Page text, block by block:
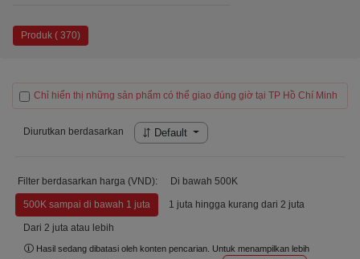
Produk ( 370)
Chỉ hiển thị những sản phẩm có thể giao đúng giờ tại TP Hồ Chí Minh
Diurutkan berdasarkan Default
Filter berdasarkan harga (VND): Di bawah 500K
500K sampai di bawah 1 juta 1 juta hingga kurang dari 2 juta
Dari 2 juta atau lebih
Hasil sedang dibatasi oleh konten pencarian. Untuk menampilkan lebih